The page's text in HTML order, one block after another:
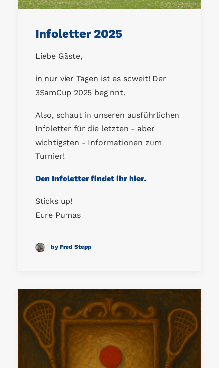
Infoletter 2025
Liebe Gäste,
in nur vier Tagen ist es soweit! Der
3SamCup 2025 beginnt.
Also, schaut in unseren ausführlichen
Infoletter für die letzten - aber
wichtigsten - Informationen zum
Turnier!
Den Infoletter findet ihr hier.
Sticks up!
Eure Pumas
by Fred Stepp